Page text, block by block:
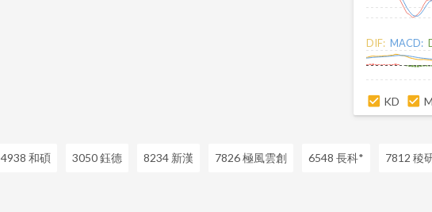
DIF: MACD:
KD
4938 和碩 3050 鈺德 8234 新漢 7826 極風雲創 6548 長科* 7812 稜